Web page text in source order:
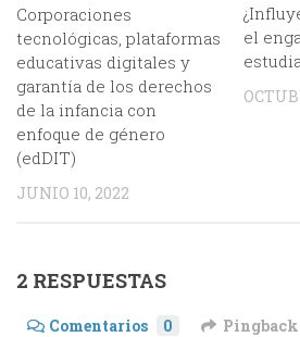
Corporaciones
tecnológicas, plataformas
educativas digitales y
garantía de los derechos
de la infancia con
enfoque de género
(edDIT)
JUNIO 10, 2022
el
2 RESPUESTAS
Comentarios 0